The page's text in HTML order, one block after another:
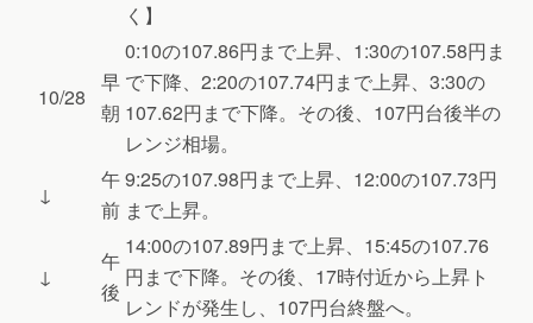
く】
10/28
早
朝
0:10の107.86円まで上昇、1:30の107.58円ま
で下降、2:20の107.74円まで上昇、3:30の
107.62円まで下降。その後、107円台後半の
レンジ相場。
↓
午
前
9:25の107.98円まで上昇、12:00の107.73円
まで上昇。
↓
午
後
14:00の107.89円まで上昇、15:45の107.76
円まで下降。その後、17時付近から上昇ト
レンドが発生し、107円台終盤へ。